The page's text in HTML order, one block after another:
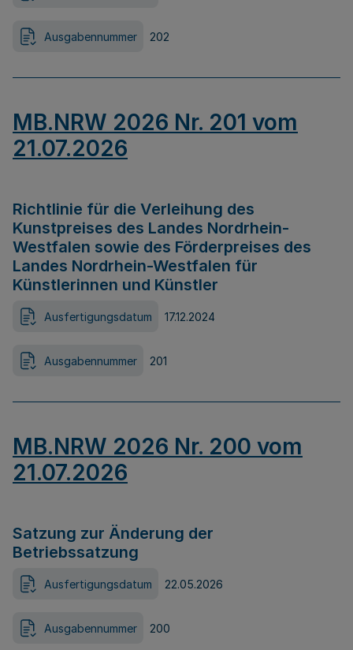
Ausgabennummer 202
MB.NRW 2026 Nr. 201 vom
21.07.2026
Richtlinie für die Verleihung des
Kunstpreises des Landes Nordrhein-
Westfalen sowie des Förderpreises des
Landes Nordrhein-Westfalen für
Künstlerinnen und Künstler
Ausfertigungsdatum 17.12.2024
Ausgabennummer 201
MB.NRW 2026 Nr. 200 vom
21.07.2026
Satzung zur Änderung der
Betriebssatzung
Ausfertigungsdatum 22.05.2026
Ausgabennummer 200